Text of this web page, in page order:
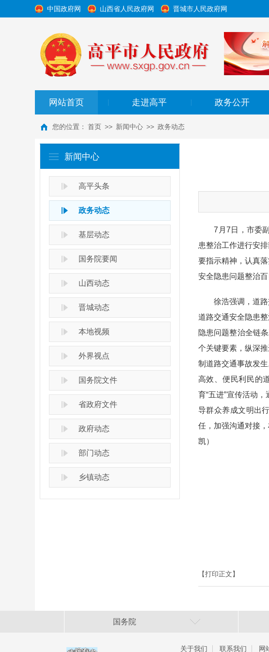
中国政府网 山西省人民政府网 晋城市人民政府网
网站首页 走进高平 政务公开
您的位置： 首页 >> 新闻中心 >> 政务动态
新闻中心
高平头条
政务动态
基层动态
国务院要闻
山西动态
晋城动态
本地视频
外界视点
国务院文件
省政府文件
政府动态
部门动态
乡镇动态
7月7日，市委副
患整治工作进行安
要指示精神，认真
安全隐患问题整治
徐浩强调，道路交
道路交通安全隐患
隐患问题整治全链
个关键要素，纵深
制道路交通事故发
高效、便民利民的
育“五进”宣传活动
导群众养成文明出
任，加强沟通对接
凯）
【打印正文】
国务院
关于我们 联系我们 网